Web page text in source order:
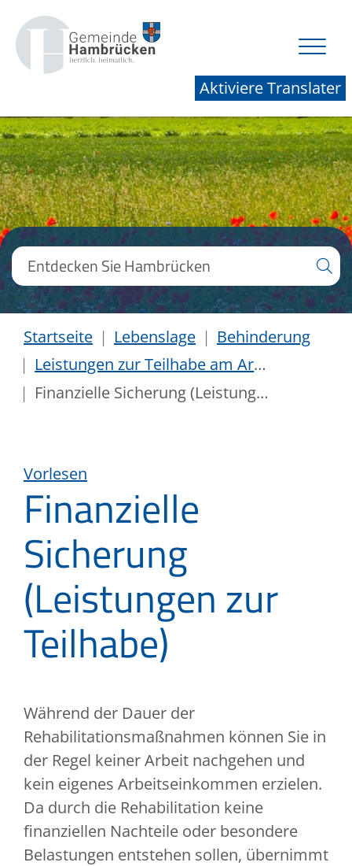
Aktiviere Translater
Startseite Lebenslage
Behinderung
Leistungen zur Teilhabe am Arbeitsleben
Finanzielle Sicherung (Leistungen zur Teilhabe)
Vorlesen
Finanzielle
Sicherung
(Leistungen zur
Teilhabe)
Während der Dauer der
Rehabilitationsmaßnahmen können Sie in
der Regel keiner Arbeit nachgehen und
kein eigenes Arbeitseinkommen erzielen.
Da durch die Rehabilitation keine
finanziellen Nachteile oder besondere
Belastungen entstehen sollen, übernimmt